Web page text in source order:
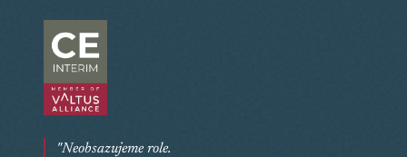
"Neobsazujeme role.